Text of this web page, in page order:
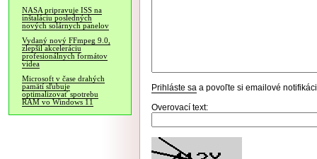
NASA pripravuje ISS na
inštaláciu posledných
nových solárnych panelov
Vydaný nový FFmpeg 9.0,
zlepšil akceleráciu
profesionálnych formátov
videa
Microsoft v čase drahých
pamätí sľubuje
optimalizovať spotrebu
RAM vo Windows 11
Prihláste sa a povoľte si emailové
Overovací text: